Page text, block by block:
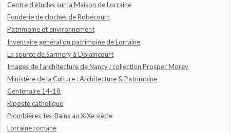
Centre d'études sur la Maison de Lorraine
Fonderie de cloches de Robécourt
Patrimoine et environnement
Inventaire général du patrimoine de Lorraine
La source de Sarmery à Dolaincourt
Images de l'architecture de Nancy : collection Prosper Morey
Ministère de la Culture : Architecture & Patrimoine
Centenaire 14-18
Riposte catholique
Plombières-les-Bains au XIXe siècle
Lorraine romane